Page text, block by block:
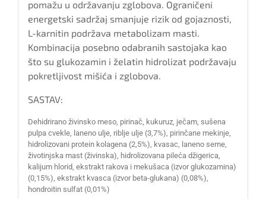
pomažu u održavanju zglobova. Ograničeni
energetski sadržaj smanjuje rizik od gojaznosti,
L-karnitin podržava metabolizam masti.
Kombinacija posebno odabranih sastojaka kao
što su glukozamin i želatin hidrolizat podržavaju
pokretljivost mišića i zglobova.
SASTAV:
Dehidrirano živinsko meso, pirinač, kukuruz, ječam, sušena
pulpa cvekle, laneno ulje, riblje ulje (3,7%), pirinčane mekinje,
hidrolizovani protein kolagena (2,5%), kvasac, laneno seme,
životinjska mast (živinska), hidrolizovana pileća džigerica,
kalijum hlorid, ekstrakt rakova i mekušaca (izvor glukozamina)
(0,15%), ekstrakt kvasca (izvor beta-glukana) (0,08%),
hondroitin sulfat (0,01%)